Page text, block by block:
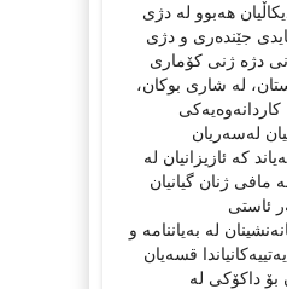
هەبوو لە دژی
جێندەری و دژی
دژە ژنی کۆماری
لە شاری بوکان،
کاردانەوەیەکی
لەسەریان
کە ئازیزانیان لە
مافی ژنان گیانیان
ئاستی
لە بەیاننامە و
قسەیان
داکۆکی لە